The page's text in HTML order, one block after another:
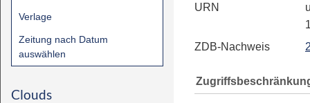
Verlage
Zeitung nach Datum
auswählen
Clouds
URN
ZDB-Nachweis